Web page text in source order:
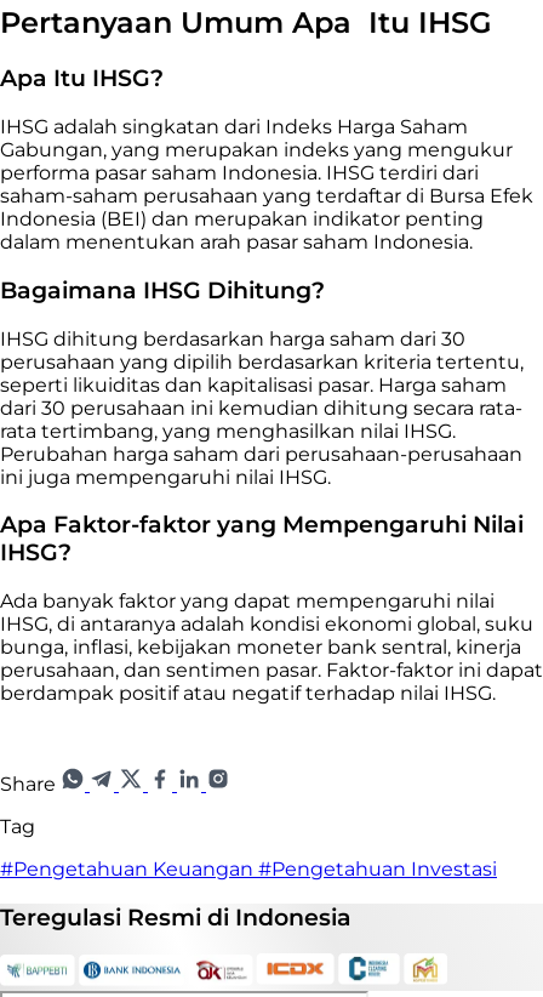
Pertanyaan Umum Apa Itu IHSG
Apa Itu IHSG?
IHSG adalah singkatan dari Indeks Harga Saham
Gabungan, yang merupakan indeks yang mengukur
performa pasar saham Indonesia. IHSG terdiri dari
saham-saham perusahaan yang terdaftar di Bursa Efek
Indonesia (BEI) dan merupakan indikator penting
dalam menentukan arah pasar saham Indonesia.
Bagaimana IHSG Dihitung?
IHSG dihitung berdasarkan harga saham dari 30
perusahaan yang dipilih berdasarkan kriteria tertentu,
seperti likuiditas dan kapitalisasi pasar. Harga saham
dari 30 perusahaan ini kemudian dihitung secara rata-
rata tertimbang, yang menghasilkan nilai IHSG.
Perubahan harga saham dari perusahaan-perusahaan
ini juga mempengaruhi nilai IHSG.
Apa Faktor-faktor yang Mempengaruhi Nilai
IHSG?
Ada banyak faktor yang dapat mempengaruhi nilai
IHSG, di antaranya adalah kondisi ekonomi global, suku
bunga, inflasi, kebijakan moneter bank sentral, kinerja
perusahaan, dan sentimen pasar. Faktor-faktor ini dapat
berdampak positif atau negatif terhadap nilai IHSG.
Share
Tag
#Pengetahuan Keuangan #Pengetahuan Investasi
Teregulasi Resmi di Indonesia